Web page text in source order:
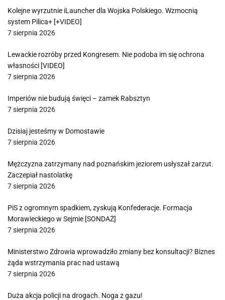
Kolejne wyrzutnie iLauncher dla Wojska Polskiego. Wzmocnią
system Pilica+ [+VIDEO]
7 sierpnia 2026
Lewackie rozróby przed Kongresem. Nie podoba im się ochrona
własności [VIDEO]
7 sierpnia 2026
Imperiów nie budują święci – zamek Rabsztyn
7 sierpnia 2026
Dzisiaj jesteśmy w Domostawie
7 sierpnia 2026
Mężczyzna zatrzymany nad poznańskim jeziorem usłyszał zarzut.
Zaczepiał nastolatkę
7 sierpnia 2026
PiS z ogromnym spadkiem, zyskują Konfederacje. Formacja
Morawieckiego w Sejmie [SONDAŻ]
7 sierpnia 2026
Ministerstwo Zdrowia wprowadziło zmiany bez konsultacji? Biznes
żąda wstrzymania prac nad ustawą
7 sierpnia 2026
Duża akcja policji na drogach. Noga z gazu!